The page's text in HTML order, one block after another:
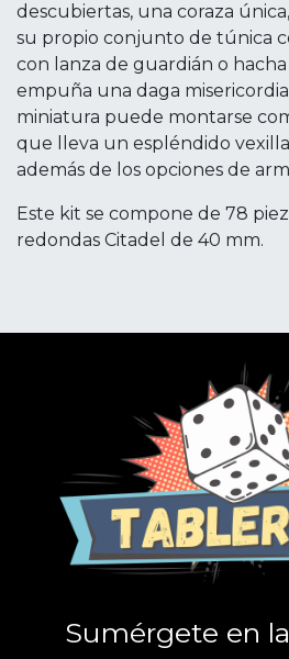
descubiertas, una coraza
su propio conjunto de túnica
con lanza de guardián o
empuña una daga
miniatura puede montarse
que lleva un espléndido
además de los opciones de
Este kit se compone de 78
redondas Citadel de 40 mm.
Sumérgete en